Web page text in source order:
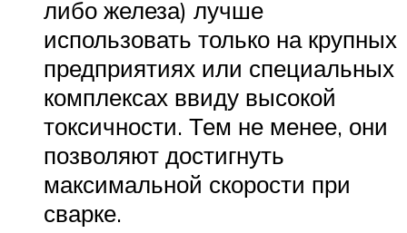
либо железа) лучше
использовать только на крупных
предприятиях или специальных
комплексах ввиду высокой
токсичности. Тем не менее, они
позволяют достигнуть
максимальной скорости при
сварке.